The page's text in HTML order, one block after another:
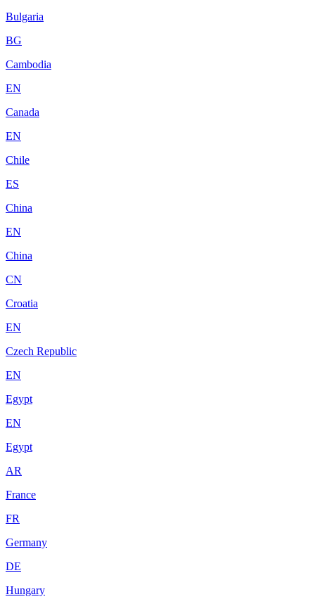
Bulgaria
BG
Cambodia
EN
Canada
EN
Chile
ES
China
EN
China
CN
Croatia
EN
Czech Republic
EN
Egypt
EN
Egypt
AR
France
FR
Germany
DE
Hungary